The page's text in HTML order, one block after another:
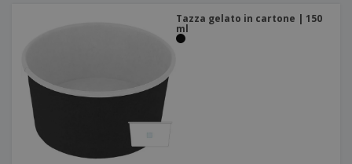
Tazza gelato in cartone | 150
ml